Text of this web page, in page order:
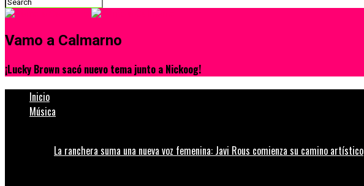
Vamo a Calmarno
¡Lucky Brown sacó nuevo tema junto a Nickoog!
Inicio
Música
La ranchera suma una nueva voz femenina: Javi Rous comienza su camino artístico